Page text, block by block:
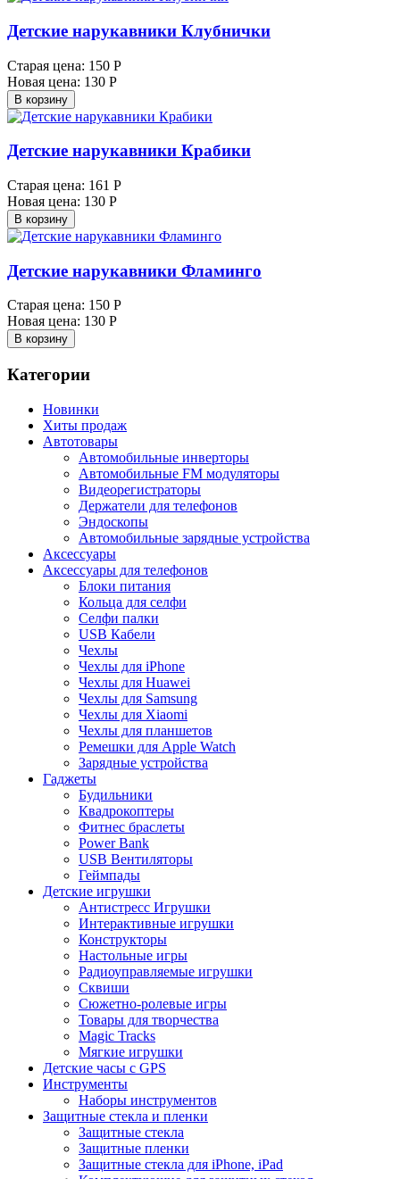
Детские нарукавники Клубнички
Старая цена: 150 Р
Новая цена: 130 Р
В корзину
Детские нарукавники Крабики
Старая цена: 161 Р
Новая цена: 130 Р
В корзину
Детские нарукавники Фламинго
Старая цена: 150 Р
Новая цена: 130 Р
В корзину
Категории
Новинки
Хиты продаж
Автотовары
Автомобильные инверторы
Автомобильные FM модуляторы
Видеорегистраторы
Держатели для телефонов
Эндоскопы
Автомобильные зарядные устройства
Аксессуары
Аксессуары для телефонов
Блоки питания
Кольца для селфи
Селфи палки
USB Кабели
Чехлы
Чехлы для iPhone
Чехлы для Huawei
Чехлы для Samsung
Чехлы для Xiaomi
Чехлы для планшетов
Ремешки для Apple Watch
Зарядные устройства
Гаджеты
Будильники
Квадрокоптеры
Фитнес браслеты
Power Bank
USB Вентиляторы
Геймпады
Детские игрушки
Антистресс Игрушки
Интерактивные игрушки
Конструкторы
Настольные игры
Радиоуправляемые игрушки
Сквиши
Сюжетно-ролевые игры
Товары для творчества
Magic Tracks
Мягкие игрушки
Детские часы с GPS
Инструменты
Наборы инструментов
Защитные стекла и пленки
Защитные стекла
Защитные пленки
Защитные стекла для iPhone, iPad